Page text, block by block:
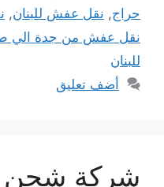
حراج, نقل عفش للبنان,
نقل عفش من جدة الي
للبنان
أضف تعليق
شركة شحن